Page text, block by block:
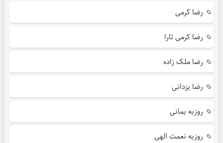
رضا کرمی
رضا کرمی تارا
رضا ملک زاده
رضا یزدانی
روزبه بمانی
روزبه نعمت الهی